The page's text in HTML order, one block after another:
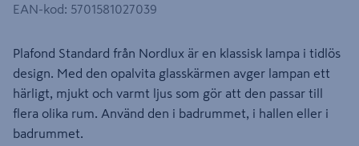
EAN-kod: 5701581027039
Plafond Standard från Nordlux är en klassisk lampa i tidlös
design. Med den opalvita glasskärmen avger lampan ett
härligt, mjukt och varmt ljus som gör att den passar till
flera olika rum. Använd den i badrummet, i hallen eller i
badrummet.